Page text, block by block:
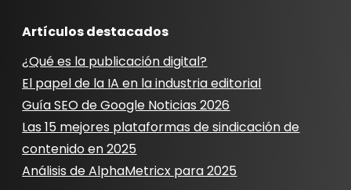
Artículos destacados
¿Qué es la publicación digital?
El papel de la IA en la industria editorial
Guía SEO de Google Noticias 2026
Las 15 mejores plataformas de sindicación de
contenido en 2025
Análisis de AlphaMetricx para 2025